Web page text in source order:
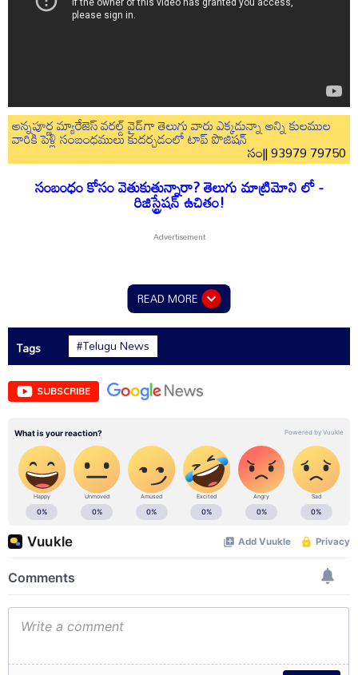
అన్నపూర్ణ మ్యారేజెస్ వరల్డ్ వైడ్‌గా తెలుగు వారు ఎక్కడున్నా అన్ని కులముల
వారికి పెళ్లి సంబంధములు కుదర్చడంలో టాప్ పొజిషన్
సం|| 93979 79750
సంబంధం కోసం వెతుకుతున్నారా? తెలుగు మాట్రిమోని లో -
రిజిస్ట్రేషన్ ఉచితం!
READ MORE
Tags #Telugu News
SUBSCRIBE